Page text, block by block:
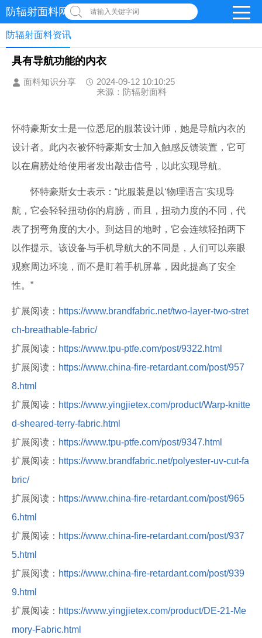
防辐射面料网 请输入关键字词
防辐射面料资讯
具有导航功能的内衣
面料知识分享
2024-09-12 10:10:25
来源：防辐射面料
怀特豪斯女士是一位悉尼的服装设计师，她是导航内衣的
设计者。此内衣被怀特豪斯女士加入触感反馈装置，它可
以在肩膀处给使用者发出敲击信号，以此实现导航。
怀特豪斯女士表示：“此服装是以‘物理语言’实现导
航，它会轻轻扭动你的肩膀，而且，扭动力度的不同，代
表了拐弯角度的大小。到达目的地时，它会连续轻拍两下
以作提示。该设备与手机导航大的不同是，人们可以亲眼
观察周边环境，而不是盯着手机屏幕，因此提高了安全
性。”
扩展阅读： https://www.brandfabric.net/two-layer-two-stret
ch-breathable-fabric/
扩展阅读： https://www.tpu-ptfe.com/post/9322.html
扩展阅读： https://www.china-fire-retardant.com/post/957
8.html
扩展阅读： https://www.yingjietex.com/product/Warp-knitte
d-sheared-terry-fabric.html
扩展阅读： https://www.tpu-ptfe.com/post/9347.html
扩展阅读： https://www.brandfabric.net/polyester-uv-cut-fa
bric/
扩展阅读： https://www.china-fire-retardant.com/post/965
6.html
扩展阅读： https://www.china-fire-retardant.com/post/937
5.html
扩展阅读： https://www.china-fire-retardant.com/post/939
9.html
扩展阅读： https://www.yingjietex.com/product/DE-21-Me
mory-Fabric.html